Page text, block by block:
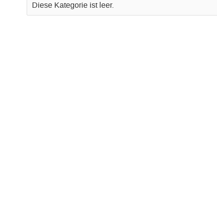
Diese Kategorie ist leer.